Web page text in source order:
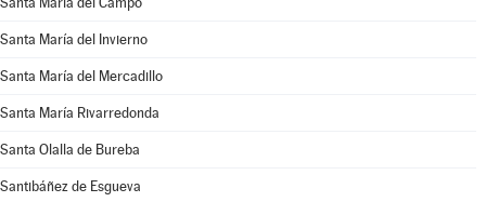
Santa María del Invierno
Santa María del Mercadillo
Santa María Rivarredonda
Santa Olalla de Bureba
Santibáñez de Esgueva